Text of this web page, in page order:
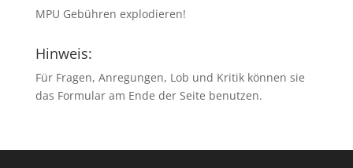
MPU Gebühren explodieren!
Hinweis:
Für Fragen, Anregungen, Lob und Kritik können sie
das Formular am Ende der Seite benutzen.